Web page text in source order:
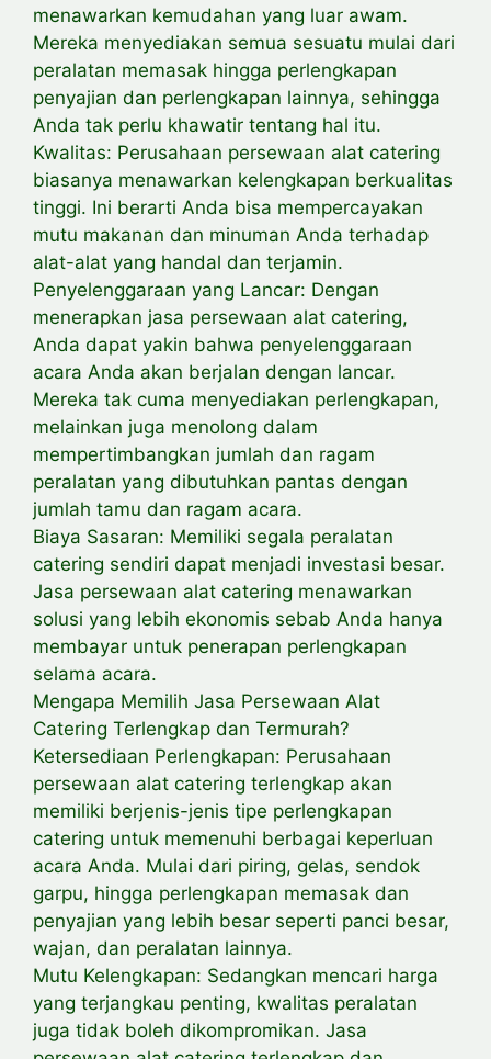
menawarkan kemudahan yang luar awam.
Mereka menyediakan semua sesuatu mulai dari
peralatan memasak hingga perlengkapan
penyajian dan perlengkapan lainnya, sehingga
Anda tak perlu khawatir tentang hal itu.
Kwalitas: Perusahaan persewaan alat catering
biasanya menawarkan kelengkapan berkualitas
tinggi. Ini berarti Anda bisa mempercayakan
mutu makanan dan minuman Anda terhadap
alat-alat yang handal dan terjamin.
Penyelenggaraan yang Lancar: Dengan
menerapkan jasa persewaan alat catering,
Anda dapat yakin bahwa penyelenggaraan
acara Anda akan berjalan dengan lancar.
Mereka tak cuma menyediakan perlengkapan,
melainkan juga menolong dalam
mempertimbangkan jumlah dan ragam
peralatan yang dibutuhkan pantas dengan
jumlah tamu dan ragam acara.
Biaya Sasaran: Memiliki segala peralatan
catering sendiri dapat menjadi investasi besar.
Jasa persewaan alat catering menawarkan
solusi yang lebih ekonomis sebab Anda hanya
membayar untuk penerapan perlengkapan
selama acara.
Mengapa Memilih Jasa Persewaan Alat
Catering Terlengkap dan Termurah?
Ketersediaan Perlengkapan: Perusahaan
persewaan alat catering terlengkap akan
memiliki berjenis-jenis tipe perlengkapan
catering untuk memenuhi berbagai keperluan
acara Anda. Mulai dari piring, gelas, sendok
garpu, hingga perlengkapan memasak dan
penyajian yang lebih besar seperti panci besar,
wajan, dan peralatan lainnya.
Mutu Kelengkapan: Sedangkan mencari harga
yang terjangkau penting, kwalitas peralatan
juga tidak boleh dikompromikan. Jasa